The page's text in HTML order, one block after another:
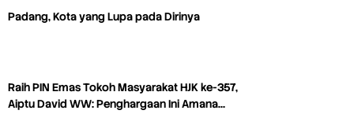
Padang, Kota yang Lupa pada Dirinya
Raih PIN Emas Tokoh Masyarakat HJK ke-357,
Aiptu David WW: Penghargaan Ini Amana…